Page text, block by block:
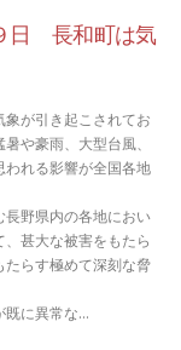
日 長和町は気
が引き起こされてお
や豪雨、大型台風、
れる影響が全国各地
野県内の各地におい
甚大な被害をもたら
たらす極めて深刻な脅
既に異常な…